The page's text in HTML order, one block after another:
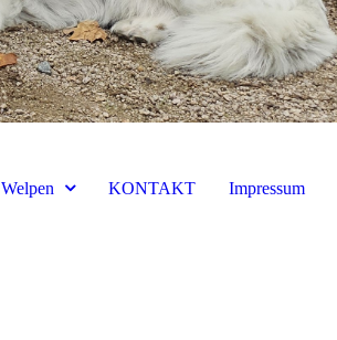
Welpen KONTAKT Impressum